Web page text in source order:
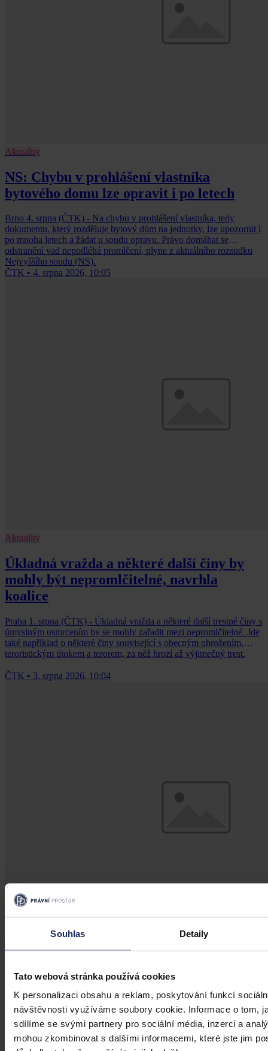
Souhlas Detaily
Tato webová stránka používá cookies
K personalizaci obsahu a reklam, poskytování funkcí
návštěvnosti využíváme soubory cookie. Informace o tom,
sdílíme se svými partnery pro sociální média, inzerci a
mohou zkombinovat s dalšími informacemi, které jste jim
Aktuality
NS: Chybu v prohlášení vlastníka
bytového domu lze opravit i po letech
Brno 4. srpna (ČTK) - Na chybu v prohlášení vlastníka, tedy
dokumentu, který rozděluje bytový dům na jednotky, lze upozornit i
po mnoha letech a žádat u soudu opravu. Právo domáhat se
odstranění vad nepodléhá promlčení, plyne z aktuálního rozsudku
Nejvyššího soudu (NS).
ČTK • 4. srpna 2026, 10:05
Aktuality
Úkladná vražda a některé další činy by
mohly být nepromlčitelné, navrhla
koalice
Praha 1. srpna (ČTK) - Úkladná vražda a některé další trestné činy s
úmyslným usmrcením by se mohly zařadit mezi nepromlčitelné. Jde
také například o některé činy související s obecným ohrožením,
teroristickým útokem a terorem, za něž hrozí až výjimečný trest.
ČTK • 3. srpna 2026, 10:04
kvůli zablokování českého účtu
Brno 30. července (ČTK) - Ruský Podnik pro správu majetku
v zahraničí neuspěl s kasační stížností kvůli zablokování českého
bankovního účtu.